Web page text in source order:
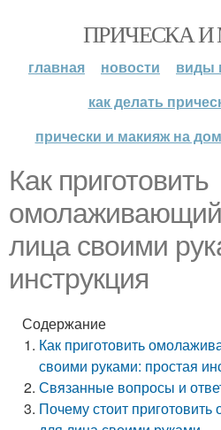
ПРИЧЕСКА
главная новости
виды
как делать
прически и макияж на
Как приготовить
лица своими
инструкция
Содержание
Как приготовить
своими руками: простая
Связанные вопросы и
Почему стоит